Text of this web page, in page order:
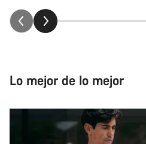
Lo mejor de lo mejor